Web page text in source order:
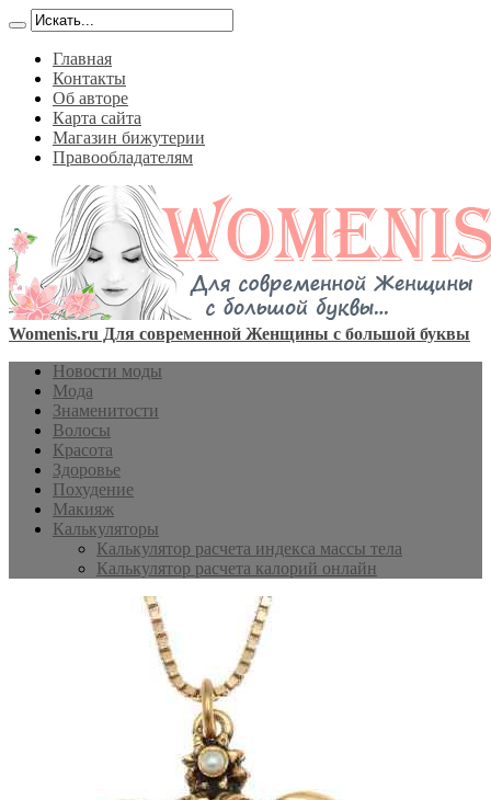
Главная
Контакты
Об авторе
Карта сайта
Магазин бижутерии
Правообладателям
Womenis.ru Для современной Женщины с большой буквы
Новости моды
Мода
Знаменитости
Волосы
Красота
Здоровье
Похудение
Макияж
Калькуляторы
Калькулятор расчета индекса массы тела
Калькулятор расчета калорий онлайн